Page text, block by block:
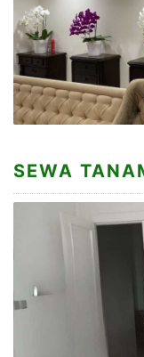
SEWA